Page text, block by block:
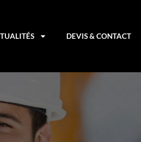
DEVIS & CONTACT